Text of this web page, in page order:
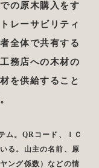
の原木購入をす
レーサビリティ
全体で共有する
務店への木材の
を供給すること
ム。QRコード、ＩＣ
る。山主の名前、原
ング係数）などの情